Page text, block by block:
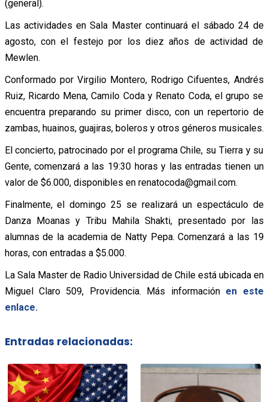
(general).
Las actividades en Sala Master continuará el sábado 24 de
agosto, con el festejo por los diez años de actividad de
Mewlen.
Conformado por Virgilio Montero, Rodrigo Cifuentes, Andrés
Ruiz, Ricardo Mena, Camilo Coda y Renato Coda, el grupo se
encuentra preparando su primer disco, con un repertorio de
zambas, huainos, guajiras, boleros y otros géneros musicales.
El concierto, patrocinado por el programa Chile, su Tierra y su
Gente, comenzará a las 19:30 horas y las entradas tienen un
valor de $6.000, disponibles en renatocoda@gmail.com.
Finalmente, el domingo 25 se realizará un espectáculo de
Danza Moanas y Tribu Mahila Shakti, presentado por las
alumnas de la academia de Natty Pepa. Comenzará a las 19
horas, con entradas a $5.000.
La Sala Master de Radio Universidad de Chile está ubicada en
Miguel Claro 509, Providencia. Más información en este
enlace.
Entradas relacionadas: